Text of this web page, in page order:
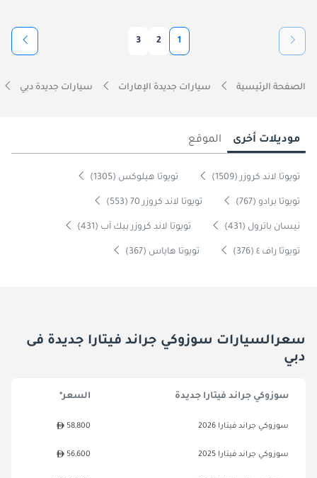
1
2
3
الصفحة الرئيسية سيارات جديدة الإمارات سيارات جديدة دبي
موديلات أخرى الموقع
تويوتا لاند كروزر (1509) تويوتا هيلوكس (1305)
تويوتا برادو (767) تويوتا لاند كروزر 70 (553)
نيسان باترول (431) تويوتا لاند كروزر بيك آب (431)
تويوتا راف ٤ (376) تويوتا هاياس (367)
سعرالسيارات سوزوكي جراند فيتارا جديدة فى
دبي
سوزوكي جراند فيتارا جديدة السعر*
سوزوكي جراند فيتارا 2026 58,800
سوزوكي جراند فيتارا 2025 56,600